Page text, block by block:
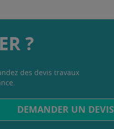
?
des devis travaux
DEMANDER UN DEVIS